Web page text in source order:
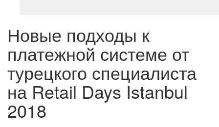
Новые подходы к
платежной системе от
турецкого специалиста
на Retail Days Istanbul
2018